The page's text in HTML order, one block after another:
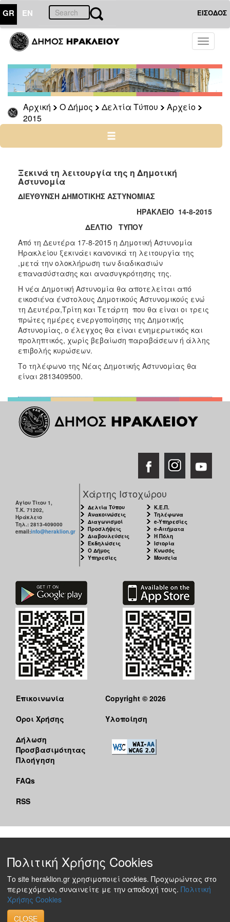
GR EN ΕΙΣΟΔΟΣ
Toggle
Αρχική Ο Δήμος Δελτία Τύπου
Αρχείο
2015
ΔΗΜΟΣ
Δελτία
Τύπου
Αρχείο
2026
2025
2022
2021
2020
2017
2016
2015
2013
2012
2011
2010
2006
ΤΟΠΟΣ
Ξεκινά τη λειτουργία της η Δημοτική
Αστυνομία
ΔΙΕΥΘΥΝΣΗ ΔΗΜΟΤΙΚΗΣ ΑΣΤΥΝΟΜΙΑΣ
ΗΡΑΚΛΕΙΟ 14-8-2015
ΔΕΛΤΙΟ ΤΥΠΟΥ
Από τη Δευτέρα 17-8-2015 η Δημοτική Αστυνομία
Ηρακλείου ξεκινάει κανονικά τη λειτουργία της
,μετά την ολοκλήρωση των διαδικασιών
επανασύστασης και ανασυγκρότησης της.
Η νέα Δημοτική Αστυνομία θα αποτελείται από
εικοσιένα ένστολους Δημοτικούς Αστυνομικούς ενώ
τη Δευτέρα,Τρίτη και Τετάρτη που θα είναι οι τρεις
πρώτες ημέρες ενεργοποίησης της Δημοτικής
Αστυνομίας, ο έλεγχος θα είναι ενημερωτικός και
προληπτικός, χωρίς βεβαίωση παραβάσεων ή άλλης
επιβολής κυρώσεων.
Το τηλέφωνο της Νέας Δημοτικής Αστυνομίας θα
είναι 2813409500.
Αγίου Τίτου 1,
Τ.Κ. 71202,
Ηράκλειο
Τηλ.: 2813-409000
email:info@heraklion.gr
Χάρτης Ιστοχώρου
Δελτία Τύπου
Ανακοινώσεις
Διαγωνισμοί
Προσλήψεις
Διαβουλεύσεις
Εκδηλώσεις
Ο Δήμος
Υπηρεσίες
Κ.Ε.Π.
Τηλέφωνα
e-Υπηρεσίες
e-Αιτήματα
Η Πόλη
Ιστορία
Κνωσός
Μουσεία
Επικοινωνία
Όροι Χρήσης
Δήλωση
Προσβασιμότητας
Πλοήγηση
FAQs
RSS
Copyright © 2026
Υλοποίηση
Πολιτική Χρήσης Cookies
Το site heraklion.gr χρησιμοποιεί cookies. Προχωρώντας στο
περιεχόμενο, συναινείτε με την αποδοχή τους. Πολιτική
Χρήσης Cookies
CLOSE